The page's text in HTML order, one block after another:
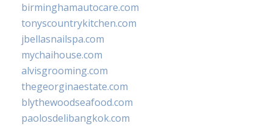
birminghamautocare.com
tonyscountrykitchen.com
jbellasnailspa.com
mychaihouse.com
alvisgrooming.com
thegeorginaestate.com
blythewoodseafood.com
paolosdelibangkok.com